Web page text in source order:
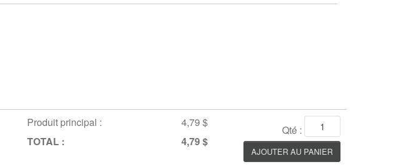
Qté :
Produit principal :
4,79 $
TOTAL :
4,79 $